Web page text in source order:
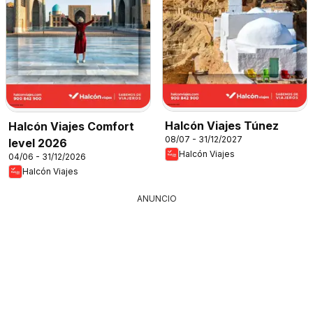
Halcón Viajes Comfort
level 2026
04/06 - 31/12/2026
Halcón Viajes
Halcón Viajes Túnez
08/07 - 31/12/2027
Halcón Viajes
ANUNCIO